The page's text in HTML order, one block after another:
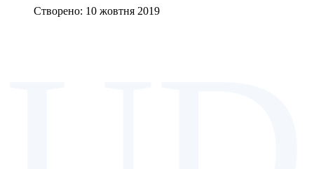
Створено: 10 жовтня 2019